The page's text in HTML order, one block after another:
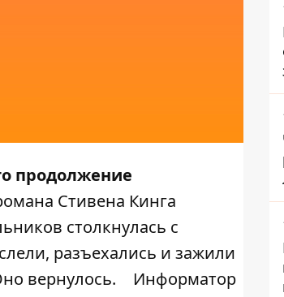
продолжение
Стивена Кинга
столкнулась с
разъехались и зажили
вернулось.
Информатор